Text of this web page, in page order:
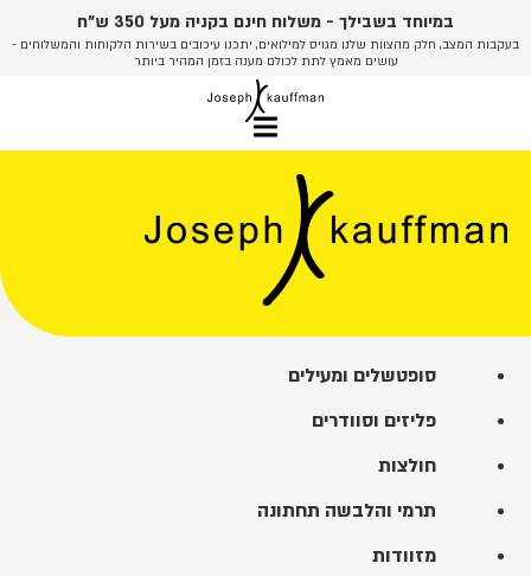
לתוכן
במיוחד בשבילך - משלוח חינם בקניה מעל 350 ש"ח
בעקבות המצב, חלק מהצוות שלנו מגויס למילואים, יתכנו עיכובים בשירות הלקוחות והמשלוחים -
עושים מאמץ לתת לכולם מענה בזמן המהיר ביותר
סופטשלים ומעילים
פליזים וסוודרים
חולצות
תרמי והלבשה תחתונה
מזוודות